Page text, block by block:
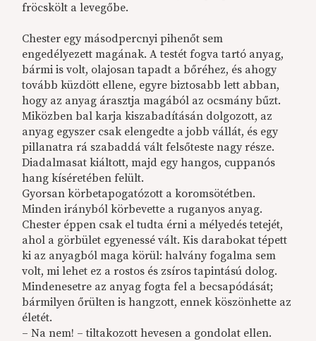
fröcskölt a levegőbe.
Chester egy másodpercnyi pihenőt sem
engedélyezett magának. A testét fogva tartó anyag,
bármi is volt, olajosan tapadt a bőréhez, és ahogy
tovább küzdött ellene, egyre biztosabb lett abban,
hogy az anyag árasztja magából az ocsmány bűzt.
Miközben bal karja kiszabadításán dolgozott, az
anyag egyszer csak elengedte a jobb vállát, és egy
pillanatra rá szabaddá vált felsőteste nagy része.
Diadalmasat kiáltott, majd egy hangos, cuppanós
hang kíséretében felült.
Gyorsan körbetapogatózott a koromsötétben.
Minden irányból körbevette a ruganyos anyag.
Chester éppen csak el tudta érni a mélyedés tetejét,
ahol a görbület egyenessé vált. Kis darabokat tépett
ki az anyagból maga körül: halvány fogalma sem
volt, mi lehet ez a rostos és zsíros tapintású dolog.
Mindenesetre az anyag fogta fel a becsapódását;
bármilyen őrülten is hangzott, ennek köszönhette az
életét.
– Na nem! – tiltakozott hevesen a gondolat ellen.